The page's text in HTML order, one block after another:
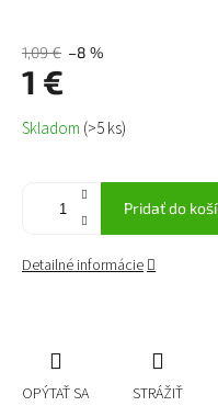
1,09 € –8 %
1 €
Jednotková
cena:
Skladom (>5 ks)
Pridať do
Detailné informácie
OPÝTAŤ SA STRÁŽIŤ